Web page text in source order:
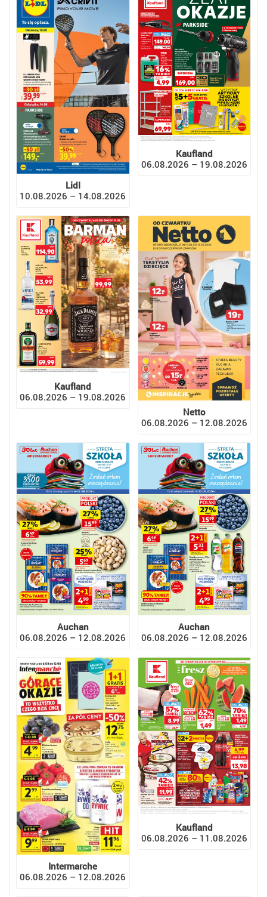
Lidl
10.08.2026 – 14.08.2026
Kaufland
06.08.2026 – 19.08.2026
Kaufland
06.08.2026 – 19.08.2026
Netto
06.08.2026 – 12.08.2026
Auchan
06.08.2026 – 12.08.2026
Auchan
06.08.2026 – 12.08.2026
Intermarche
06.08.2026 – 12.08.2026
Kaufland
06.08.2026 – 11.08.2026